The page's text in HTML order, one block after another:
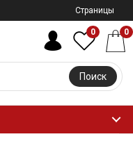
Страницы
Поиск
0 0